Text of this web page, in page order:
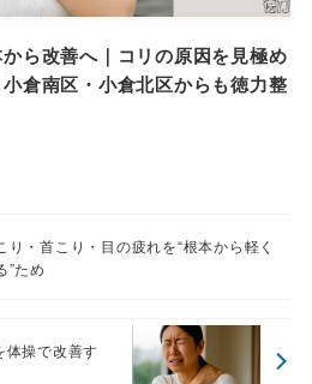
ら改善へ｜コリの原因を見極め
倉南区・小倉北区からも徳力整
り・首こり・目の疲れを“根本から軽く
”ため
体操で改善す